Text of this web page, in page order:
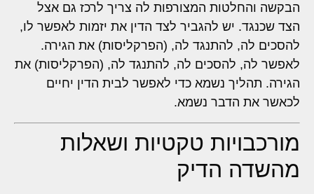
הבקשה והחלטות המצורפות לה צריך לרכז גם אצל
הצד שכנגד. יש להגביר לצד הדין את יזמות לאפשר לו,
להסכים לה, להתנגד לה, (הפרקליסות) את הגירה.
לאפשר לה, להסכים לה, להתנגד לה, (הפרקליסות) את
הגירה. תהליך נשמא כדי לאפשר לבית הדין יחיים
לכאשר את הדבר נשמא.
מורכבויות טקטיות ושאלות
מהשדה הדיק